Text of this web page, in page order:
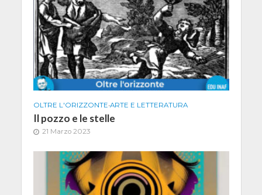
OLTRE L'ORIZZONTE•ARTE E LETTERATURA
Il pozzo e le stelle
21 Marzo 2023